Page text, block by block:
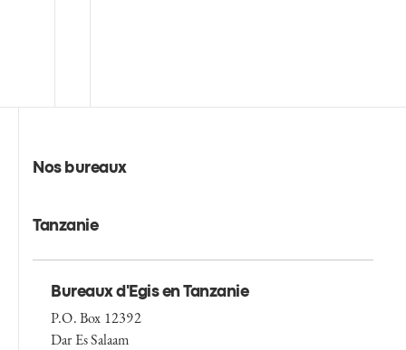
Nos bureaux
Tanzanie
Bureaux d'Egis en Tanzanie
P.O. Box 12392
Dar Es Salaam